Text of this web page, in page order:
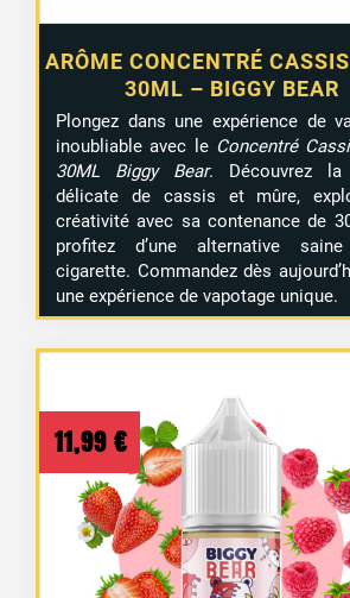
ARÔME CONCENTRÉ
30ML – BIGGY BEAR
Plongez dans une expérience de
inoubliable avec le Concentré
30ML Biggy Bear. Découvrez la
délicate de cassis et mûre,
créativité avec sa contenance de
profitez d’une alternative
cigarette. Commandez dès
une expérience de vapotage unique.
11,99 €